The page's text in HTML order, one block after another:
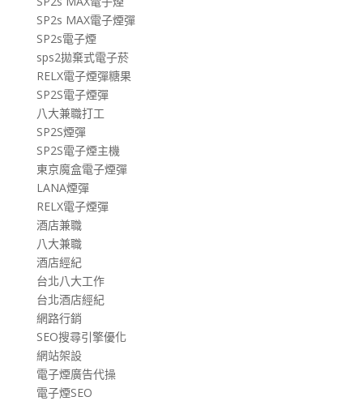
SP2s MAX電子煙彈
SP2s電子煙
sps2拋棄式電子菸
RELX電子煙彈糖果
SP2S電子煙彈
八大兼職打工
SP2S煙彈
SP2S電子煙主機
東京魔盒電子煙彈
LANA煙彈
RELX電子煙彈
酒店兼職
八大兼職
酒店經紀
台北八大工作
台北酒店經紀
網路行銷
SEO搜尋引擎優化
網站架設
電子煙廣告代操
電子煙SEO